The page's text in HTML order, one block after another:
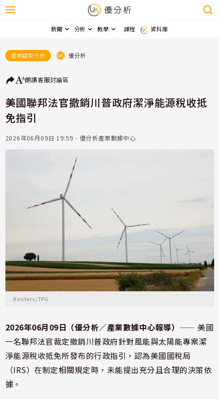
新聞 分析 教學 課程 資料庫
產業趨勢分析 優分析
朗讀客服討論區
美國聯邦法官撤銷川普政府潔淨能源稅收抵
免指引
2026年06月09日 19:59 - 優分析產業數據中心
Reuters/TPG
2026年06月09日（優分析／產業數據中心報導） ⸺ 美國
一名聯邦法官裁定撤銷川普政府針對風能與太陽能專案潔
淨能源稅收抵免所發布的行政指引，認為美國國稅局
（IRS）在制定相關規定時，未能提出充分且合理的決策依
據。